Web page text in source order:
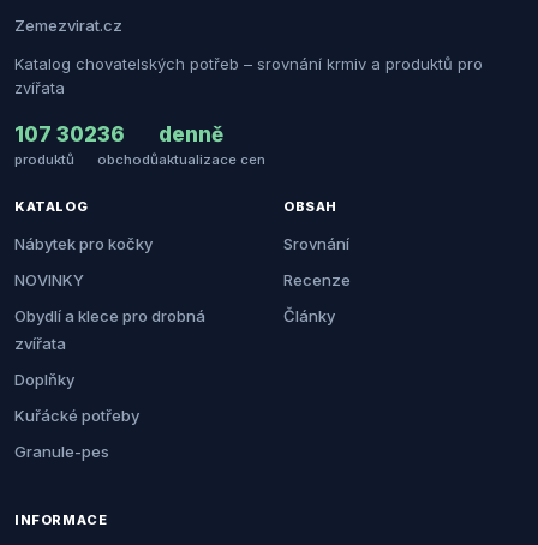
Zemezvirat.cz
Katalog chovatelských potřeb – srovnání krmiv a produktů pro
zvířata
107 302
produktů
36
obchodů
denně
aktualizace cen
KATALOG
Nábytek pro kočky
NOVINKY
Obydlí a klece pro drobná
zvířata
Doplňky
Kuřácké potřeby
Granule-pes
OBSAH
Srovnání
Recenze
Články
INFORMACE